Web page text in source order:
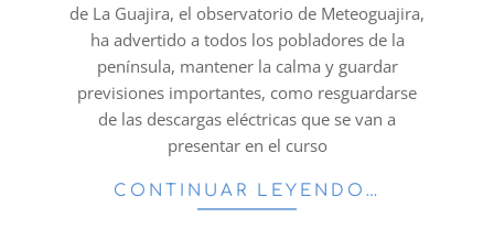
de La Guajira, el observatorio de Meteoguajira,
ha advertido a todos los pobladores de la
península, mantener la calma y guardar
previsiones importantes, como resguardarse
de las descargas eléctricas que se van a
presentar en el curso
CONTINUAR LEYENDO…